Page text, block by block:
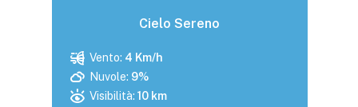
Cielo Sereno
Vento: 4 Km/h
Nuvole: 9%
Visibilità: 10 km